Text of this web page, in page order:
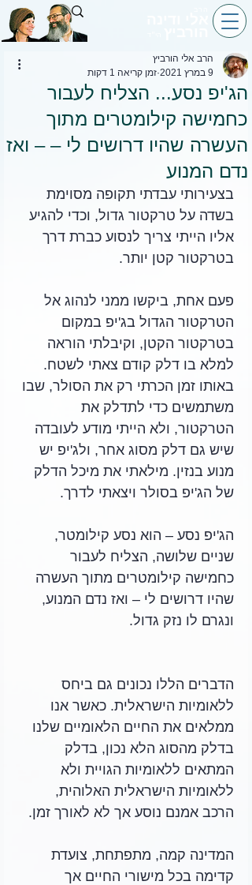
הג'יפ נסע... הצליח לעבור
כחמישה קילומטרים מתוך
העשרה שהיו דרושים לי – – ואז
נדם המנוע
הרב אלי הורביץ
9 במרץ 2021
זמן קריאה 1 דקות
בצעירותי עבדתי תקופה מסוימת
בשדה על טרקטור גדול, וכדי להגיע
אליו הייתי צריך לנסוע כברת דרך
בטרקטור קטן יותר.
פעם אחת, ביקשו ממני לנהוג אל
הטרקטור הגדול בג'יפ במקום
בטרקטור הקטן, וקיבלתי הוראה
למלא בו דלק קודם צאתי לשטח.
באותו זמן הכרתי רק את הסולר, שבו
משתמשים כדי לתדלק את
הטרקטור, ולא הייתי מודע לעובדה
שיש גם דלק מסוג אחר, ולג'יפ יש
מנוע בנזין. מילאתי את מיכל הדלק
של הג'יפ בסולר ויצאתי לדרך.
הג'יפ נסע – הוא נסע קילומטר,
שניים שלושה, הצליח לעבור
כחמישה קילומטרים מתוך העשרה
שהיו דרושים לי – ואז נדם המנוע,
ונגרם לו נזק גדול.
הדברים הללו נכונים גם ביחס
ללאומיות הישראלית. כאשר אנו
ממלאים את החיים הלאומיים שלנו
בדלק מהסוג הלא נכון, בדלק
המתאים ללאומיות הגויית ולא
ללאומיות הישראלית האלוהית,
הרכב אמנם נוסע אך לא לאורך זמן.
המדינה קמה, מתפתחת, צועדת
קדימה בכל מישורי החיים אך